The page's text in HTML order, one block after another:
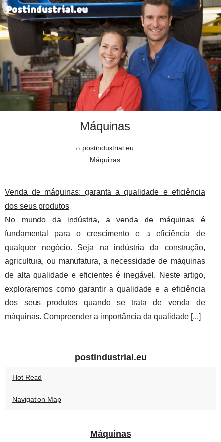
Máquinas
postindustrial.eu
Máquinas
Venda de máquinas: garanta a qualidade e eficiência
dos seus produtos
No mundo da indústria, avenda de máquinasé
fundamental para o crescimento e a eficiência de
qualquer negócio. Seja na indústria da construção,
agricultura, ou manufatura, a necessidade de máquinas
de alta qualidade e eficientes é inegável. Neste artigo,
exploraremos como garantir a qualidade e a eficiência
dos seus produtos quando se trata de venda de
máquinas. Compreender a importância da qualidade [...]
postindustrial.eu
Hot Read
Navigation Map
Máquinas